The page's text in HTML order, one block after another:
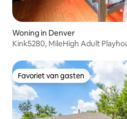
Woning in Denver
Kink5280, MileHigh Adult
Favoriet van gasten
Favoriet van gasten